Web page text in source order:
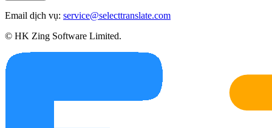
Email dịch vụ: service@selecttranslate.com
© HK Zing Software Limited.